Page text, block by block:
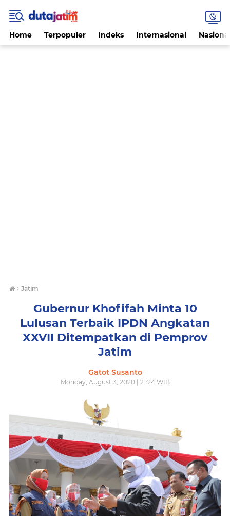
Home Terpopuler Indeks Internasional
› Jatim
Gubernur Khofifah Minta 10
Lulusan Terbaik IPDN Angkatan
XXVII Ditempatkan di Pemprov
Jatim
Gatot Susanto
Monday, August 3, 2020 | 21:24 WIB